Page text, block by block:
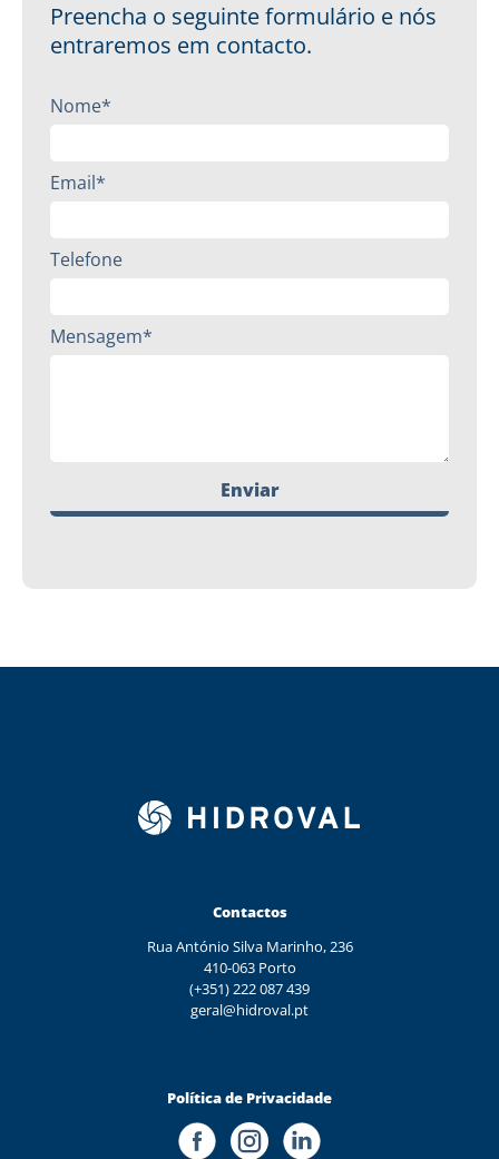
Preencha o seguinte formulário e nós
entraremos em contacto.
Nome*
Email*
Telefone
Mensagem*
Enviar
Contactos
Rua António Silva Marinho, 236
410-063 Porto
(+351) 222 087 439
geral@hidroval.pt
Política de Privacidade